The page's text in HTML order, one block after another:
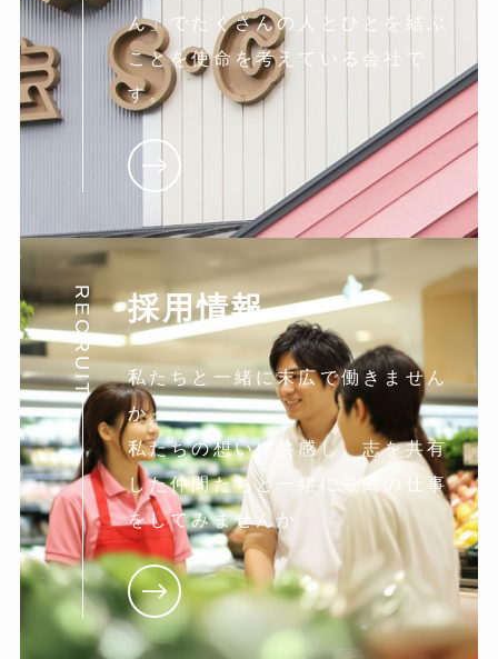
ん」でたくさんの人とひとを結ぶ
ことを使命を考えている会社で
す。
RECRUIT 採用情報
私たちと一緒に末広で働きません
か。
私たちの想いに共感し。志を共有
した仲間たちと一緒に最高の仕事
をしてみませんか